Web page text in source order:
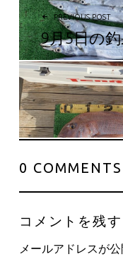
PREVIOUS POST
9月5日の
0
コメントを残す
メールアドレスが